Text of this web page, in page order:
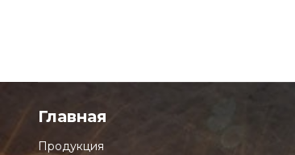
Главная
Продукция